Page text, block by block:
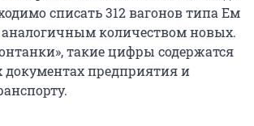
списать 312 вагонов типа Ем
количеством новых.
такие цифры содержатся
документах предприятия и